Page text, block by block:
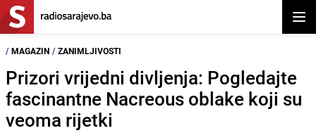
/ MAGAZIN / ZANIMLJIVOSTI
Prizori vrijedni divljenja: Pogledajte
fascinantne Nacreous oblake koji su
veoma rijetki